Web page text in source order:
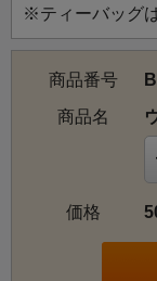
※ティーバッグ
商品番号
商品名
価格